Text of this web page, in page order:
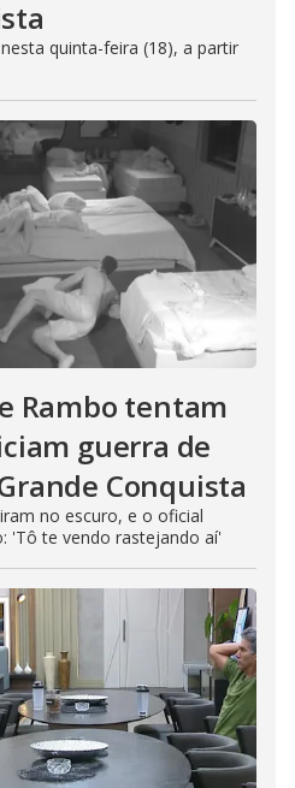
quinta-feira (18), a partir
Rambo tentam
guerra de
Conquista
no escuro, e o oficial
'Tô te vendo rastejando aí'